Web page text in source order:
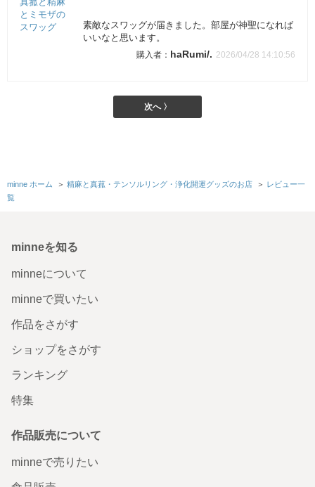
素敵なスワッグが届きました。部屋が神聖になれば
いいなと思います。
haRumi/. 2026/04/28 14:10:56
次へ 〉
minne ホーム ＞ 精麻と真菰・テンソルリング・浄化開運グッズのお店 ＞ レビュー一
覧
minneを知る
minneについて
minneで買いたい
作品をさがす
ショップをさがす
ランキング
特集
作品販売について
minneで売りたい